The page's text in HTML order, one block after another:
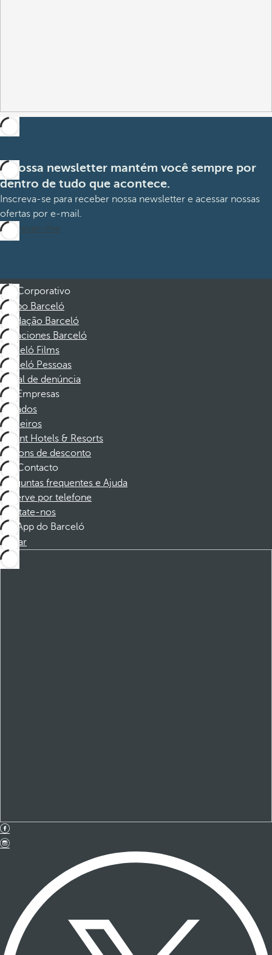
A nossa newsletter mantém você sempre por
dentro de tudo que acontece.
Inscreva-se para receber nossa newsletter e acessar nossas
ofertas por e-mail.
Inscrever-me
Corporativo
Grupo Barceló
Fundação Barceló
Vacaciones Barceló
Barceló Films
Barceló Pessoas
Canal de denúncia
Empresas
Afiliados
Parceiros
Dorint Hotels & Resorts
Cupons de desconto
Contacto
Perguntas frequentes e Ajuda
Reserve por telefone
Contate-nos
App do Barceló
Baixar